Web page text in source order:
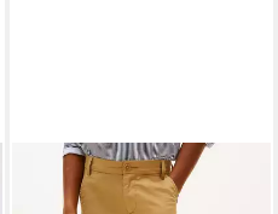
TOMMY HILFIGERChinohose
Kinder bis 16 Jahre